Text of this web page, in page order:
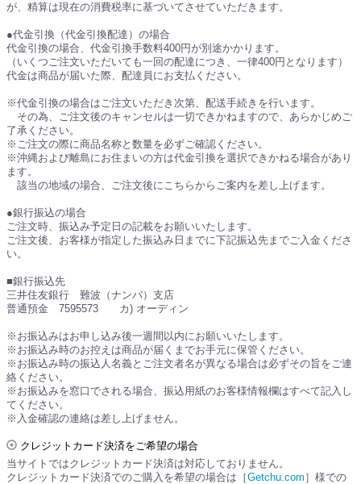
が、精算は現在の消費税率に基づいてさせていただきます。
●代金引換（代金引換配達）の場合
代金引換の場合、代金引換手数料400円が別途かかります。
（いくつご注文いただいても一回の配達につき、一律400円となります）
代金は商品が届いた際、配達員にお支払ください。
※代金引換の場合はご注文いただき次第、配送手続きを行います。
その為、ご注文後のキャンセルは一切できかねますので、あらかじめご
了承ください。
※ご注文の際に商品名称と数量を必ずご確認ください。
※沖縄および離島にお住まいの方は代金引換を選択できかねる場合があり
ます。
該当の地域の場合、ご注文後にこちらからご案内を差し上げます。
●銀行振込の場合
ご注文時、振込み予定日の記載をお願いいたします。
ご注文後、お客様が指定した振込み日までに下記振込先までご入金くださ
い。
■銀行振込先
三井住友銀行 難波（ナンバ）支店
普通預金 7595573 カ) オーディン
※お振込みはお申し込み後一週間以内にお願いいたします。
※お振込み時のお控えは商品が届くまでお手元に保管ください。
※お振込み時の振込人名義とご注文者名が異なる場合は必ずその旨をご連
絡ください。
※お振込みを窓口でされる場合、振込用紙のお客様情報欄はすべて記入し
てください。
※入金確認の連絡は差し上げません。
クレジットカード決済をご希望の場合
当サイトではクレジットカード決済は対応しておりません。
クレジットカード決済でのご購入を希望の場合は［Getchu.com ］様での